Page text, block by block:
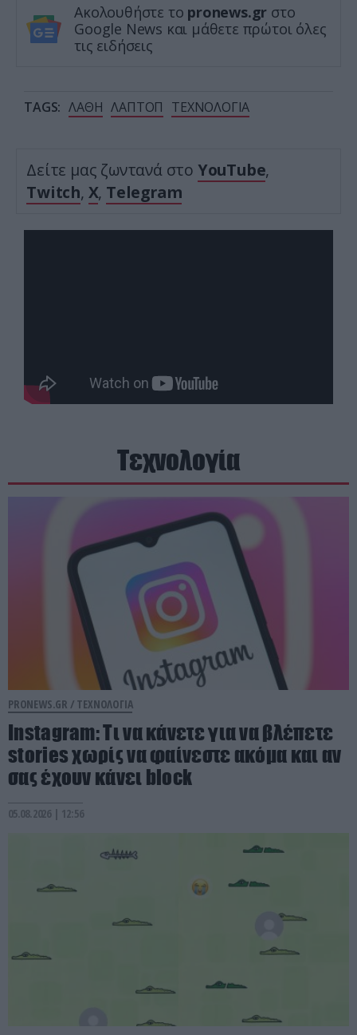
Ακολουθήστε το pronews.gr στο
Google News και μάθετε πρώτοι όλες
τις ειδήσεις
TAGS: ΛΑΘΗ ΛΑΠΤΟΠ ΤΕΧΝΟΛΟΓΙΑ
Δείτε μας ζωντανά στο YouTube,
Twitch, X, Telegram
Τεχνολογία
PRONEWS.GR / ΤΕΧΝΟΛΟΓΙΑ
Instagram: Τι να κάνετε για να βλέπετε
stories χωρίς να φαίνεστε ακόμα και αν
σας έχουν κάνει block
05.08.2026 | 12:56